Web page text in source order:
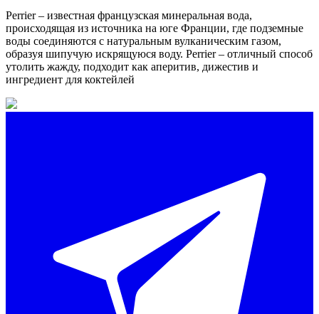
Perrier – известная французская минеральная вода,
происходящая из источника на юге Франции, где подземные
воды соединяются с натуральным вулканическим газом,
образуя шипучую искрящуюся воду. Perrier – отличный способ
утолить жажду, подходит как аперитив, дижестив и
ингредиент для коктейлей